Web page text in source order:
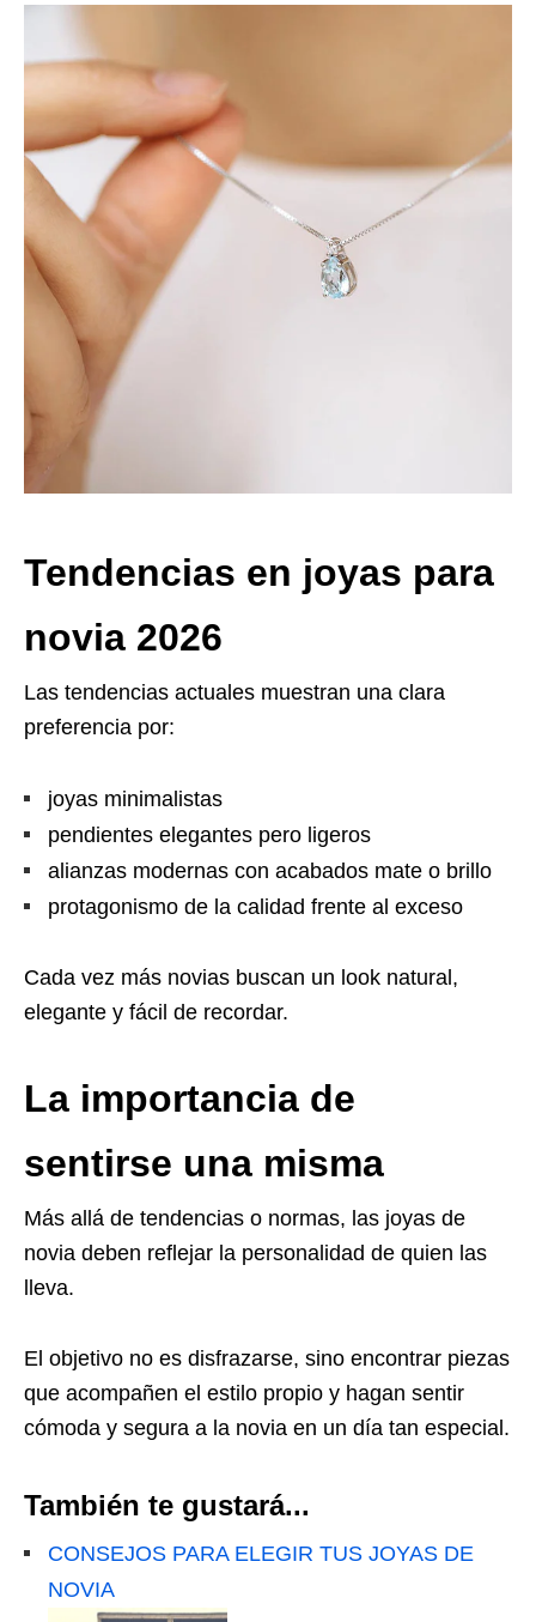
Tendencias en joyas para
novia 2026
Las tendencias actuales muestran una clara
preferencia por:
joyas minimalistas
pendientes elegantes pero ligeros
alianzas modernas con acabados mate o brillo
protagonismo de la calidad frente al exceso
Cada vez más novias buscan un look natural,
elegante y fácil de recordar.
La importancia de
sentirse una misma
Más allá de tendencias o normas, las joyas de
novia deben reflejar la personalidad de quien las
lleva.
El objetivo no es disfrazarse, sino encontrar piezas
que acompañen el estilo propio y hagan sentir
cómoda y segura a la novia en un día tan especial.
También te gustará...
CONSEJOS PARA ELEGIR TUS JOYAS DE
NOVIA